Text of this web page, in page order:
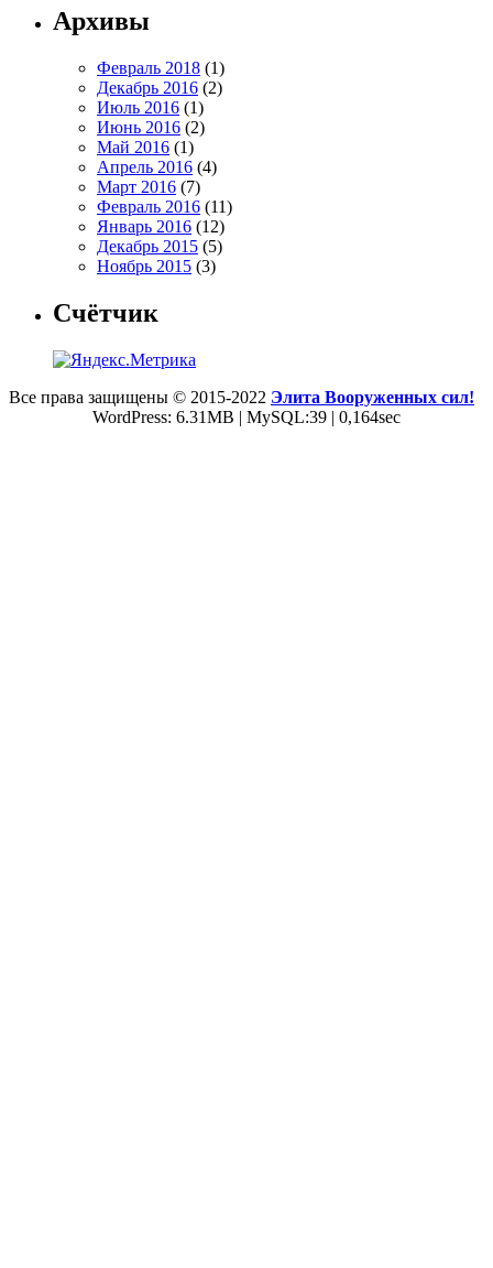
Архивы
Февраль 2018 (1)
Декабрь 2016 (2)
Июль 2016 (1)
Июнь 2016 (2)
Май 2016 (1)
Апрель 2016 (4)
Март 2016 (7)
Февраль 2016 (11)
Январь 2016 (12)
Декабрь 2015 (5)
Ноябрь 2015 (3)
Счётчик
Все права защищены © 2015-2022 Элита Вооруженных сил!
WordPress: 6.31MB | MySQL:39 | 0,164sec